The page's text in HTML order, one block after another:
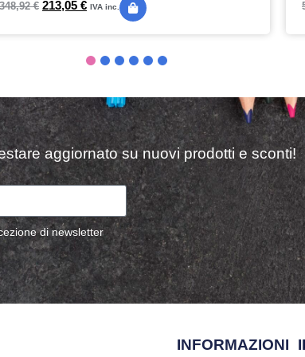
348,92€ 213,05 € IVA inc.
aggiornato su nuovi prodotti e sconti!
di newsletter
INFORMAZIONI